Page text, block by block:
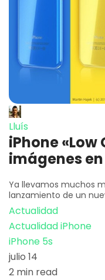
Lluís
iPhone «Low
imágenes
Ya llevamos muchos
lanzamiento de un
Actualidad
Actualidad iPhone
iPhone 5s
julio 14
2 min read